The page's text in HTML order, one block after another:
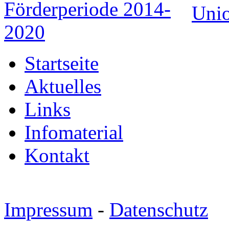
Startseite
Aktuelles
Links
Infomaterial
Kontakt
Impressum - Datenschutz